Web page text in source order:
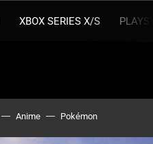
XBOX SERIES X/S
Anime Pokémon